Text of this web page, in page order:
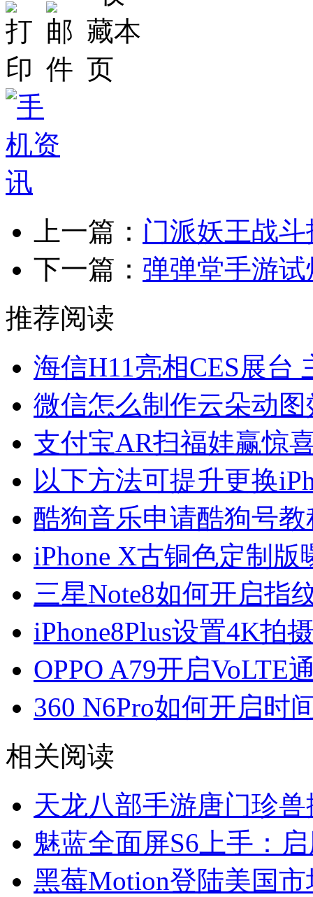
上一篇： 门派妖王战
下一篇： 弹弹堂手游
推荐阅读
海信H11亮相CES展台
微信怎么制作云朵动图
支付宝AR扫福娃赢惊
以下方法可提升更换
酷狗音乐申请酷狗号教
iPhone X古铜色定制版
三星Note8如何开启指
iPhone8Plus设置4K拍
OPPO A79开启VoLTE
360 N6Pro如何开启时
相关阅读
天龙八部手游唐门珍
魅蓝全面屏S6上手：
黑莓Motion登陆美国